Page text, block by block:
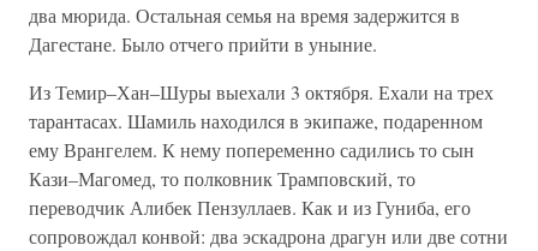
два мюрида. Остальная семья на время задержится в
Дагестане. Было отчего прийти в уныние.
Из Темир–Хан–Шуры выехали 3 октября. Ехали на трех
тарантасах. Шамиль находился в экипаже, подаренном
ему Врангелем. К нему попеременно садились то сын
Кази–Магомед, то полковник Трамповский, то
переводчик Алибек Пензуллаев. Как и из Гуниба, его
сопровождал конвой: два эскадрона драгун или две сотни